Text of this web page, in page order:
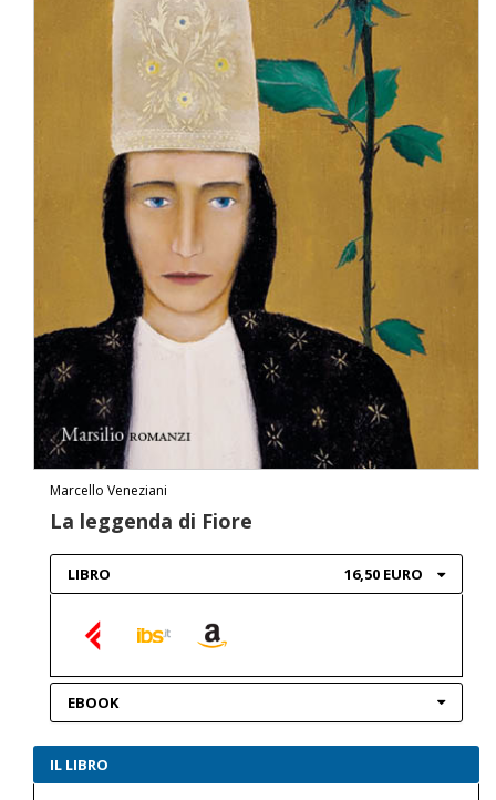
Marcello Veneziani
La leggenda di Fiore
LIBRO 16,50 EURO
EBOOK
IL LIBRO